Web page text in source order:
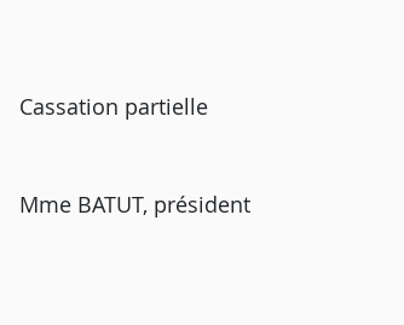
Cassation partielle
Mme BATUT, président